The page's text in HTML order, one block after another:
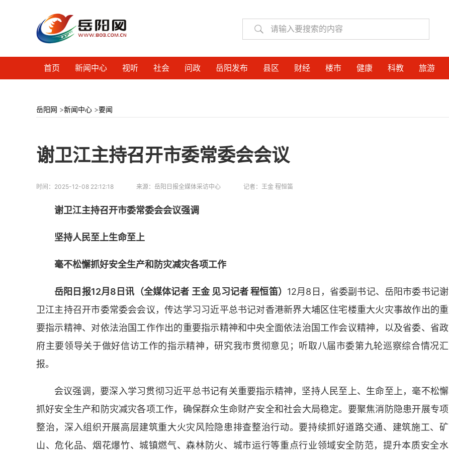
首页 新闻中心 视听 社会 问政 岳阳发布 县区 财经 楼市 健康 科教 旅游
岳阳网 >新闻中心 >要闻
谢卫江主持召开市委常委会会议
时间： 2025-12-08 22:12:18 来源： 岳阳日报全媒体采访中心 记者： 王金 程恒笛
谢卫江主持召开市委常委会会议强调
坚持人民至上生命至上
毫不松懈抓好安全生产和防灾减灾各项工作
岳阳日报12月8日讯（全媒体记者 王金 见习记者 程恒笛） 12月8日，省委副书记、岳阳市委书记谢
卫江主持召开市委常委会会议，传达学习习近平总书记对香港新界大埔区住宅楼重大火灾事故作出的重
要指示精神、对依法治国工作作出的重要指示精神和中央全面依法治国工作会议精神，以及省委、省政
府主要领导关于做好信访工作的指示精神，研究我市贯彻意见；听取八届市委第九轮巡察综合情况汇
报。
会议强调，要深入学习贯彻习近平总书记有关重要指示精神，坚持人民至上、生命至上，毫不松懈
抓好安全生产和防灾减灾各项工作，确保群众生命财产安全和社会大局稳定。要聚焦消防隐患开展专项
整治，深入组织开展高层建筑重大火灾风险隐患排查整治行动。要持续抓好道路交通、建筑施工、矿
山、危化品、烟花爆竹、城镇燃气、森林防火、城市运行等重点行业领域安全防范，提升本质安全水